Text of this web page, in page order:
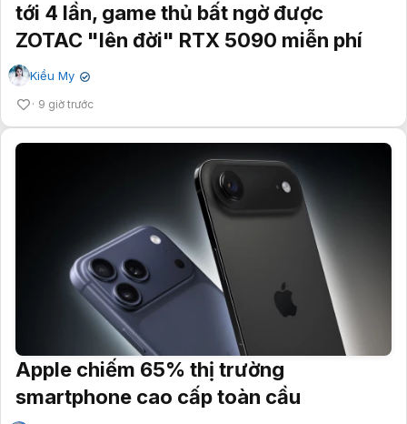
tới 4 lần, game thủ bất ngờ được
ZOTAC "lên đời" RTX 5090 miễn phí
Kiều My ✔
9 giờ trước
Apple chiếm 65% thị trường
smartphone cao cấp toàn cầu